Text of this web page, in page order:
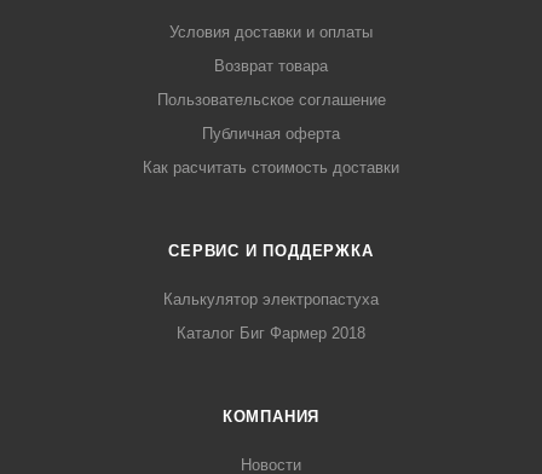
Условия доставки и оплаты
Возврат товара
Пользовательское соглашение
Публичная оферта
Как расчитать стоимость доставки
СЕРВИС И ПОДДЕРЖКА
Калькулятор электропастуха
Каталог Биг Фармер 2018
КОМПАНИЯ
Новости